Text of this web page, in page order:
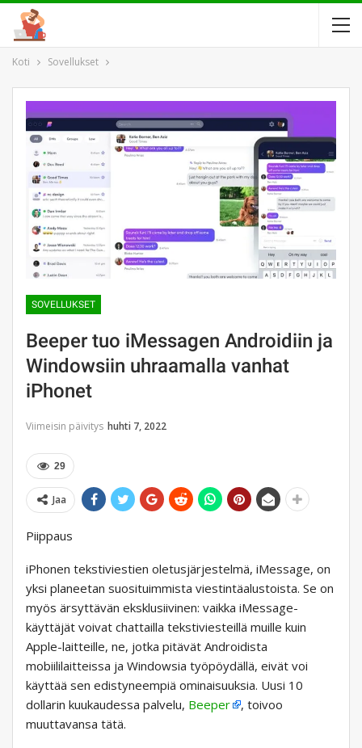
Koti Sovellukset
SOVELLUKSET
Beeper tuo iMessagen Androidiin ja
Windowsiin uhraamalla vanhat
iPhonet
Viimeisin päivitys huhti 7, 2022
29
Jaa
Piippaus
iPhonen tekstiviestien oletusjärjestelmä, iMessage, on
yksi planeetan suosituimmista viestintäalustoista. Se on
myös ärsyttävän eksklusiivinen: vaikka iMessage-
käyttäjät voivat chattailla tekstiviesteillä muille kuin
Apple-laitteille, ne, jotka pitävät Androidista
mobiililaitteissa ja Windowsia työpöydällä, eivät voi
käyttää sen edistyneempiä ominaisuuksia. Uusi 10
dollarin kuukaudessa palvelu, Beeper
, toivoo
muuttavansa tätä.